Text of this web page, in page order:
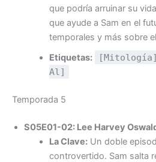
que podría arruinar su
que ayude a Sam en el
temporales y más sobre
Etiquetas:
[Mitología]
Al]
Temporada 5
S05E01-02: Lee Harvey
La Clave:Un doble
controvertido. Sam salta